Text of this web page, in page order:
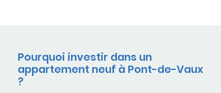
Pourquoi investir dans un
appartement neuf à Pont-de-Vaux
?